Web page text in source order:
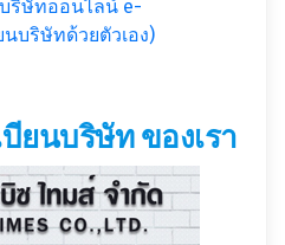
ริษัทออนไลน์ e-
บริษัทด้วยตัวเอง)
ยนบริษัท ของเรา